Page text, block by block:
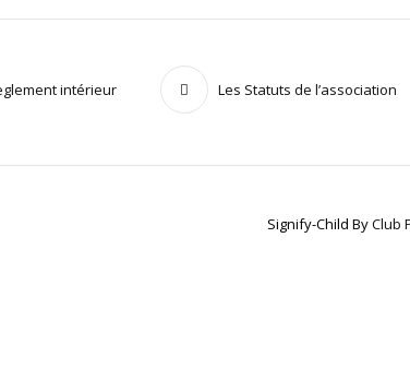
intérieur Les Statuts de l’association
Signify-Child ByClub